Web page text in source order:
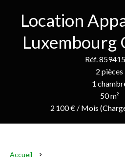
Location
Luxembourg
Réf.
2 pièces
1
50 m²
2 100 € / Mois
Accueil